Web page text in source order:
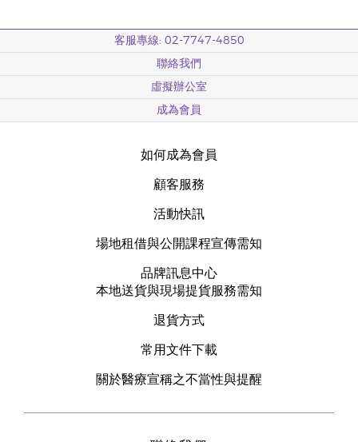
客服專線: 02-7747-4850
聯絡我們
虛擬辦公室
成為會員
如何成為會員
顧客服務
活動快訊
場地租借與公開課程宣傳需知
品牌訊息中心
本地送貨與現場提貨服務需知
退貨方式
常用文件下載
關於醫療宣稱之不當性與提醒